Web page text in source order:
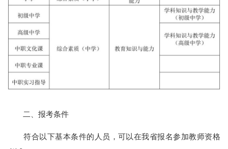
二、报考条件
符合以下基本条件的人员，可以在我省报名参加教师资格